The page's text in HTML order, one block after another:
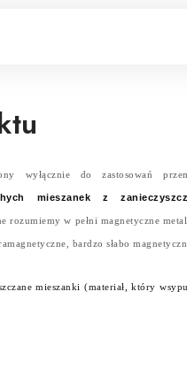
wyłącznie do zastosowań
mieszanek z
rozumiemy w pełni magnetyczne
bardzo słabo
mieszanki (materiał, który